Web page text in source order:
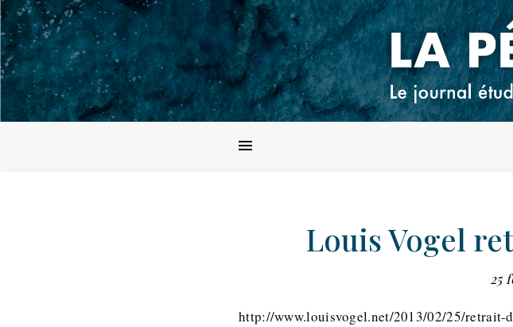
Louis Vogel
25
http://www.louisvogel.net/2013/02/25/